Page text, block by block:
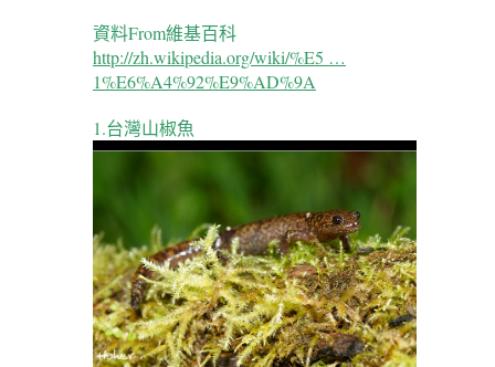
資料From維基百科
http://zh.wikipedia.org/wiki/%E5 …
1%E6%A4%92%E9%AD%9A
1.台灣山椒魚